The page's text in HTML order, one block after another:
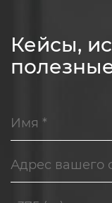
Кейсы,